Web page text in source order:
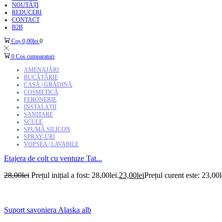
NOUTĂȚI
REDUCERI
CONTACT
B2B
Coș 0,00lei 0
0 Cos cumparaturi
AMENAJĂRI
BUCĂTĂRIE
CASĂ | GRĂDINĂ
COSMETICĂ
FERONERIE
INSTALAȚII
SANITARE
SCULE
SPUMĂ SILICON
SPRAY-URI
VOPSEA | LAVABILE
Etajera de colt cu ventuze Tat...
28,00lei Prețul inițial a fost: 28,00lei.23,00leiPrețul curent este:
Suport savoniera Alaska alb